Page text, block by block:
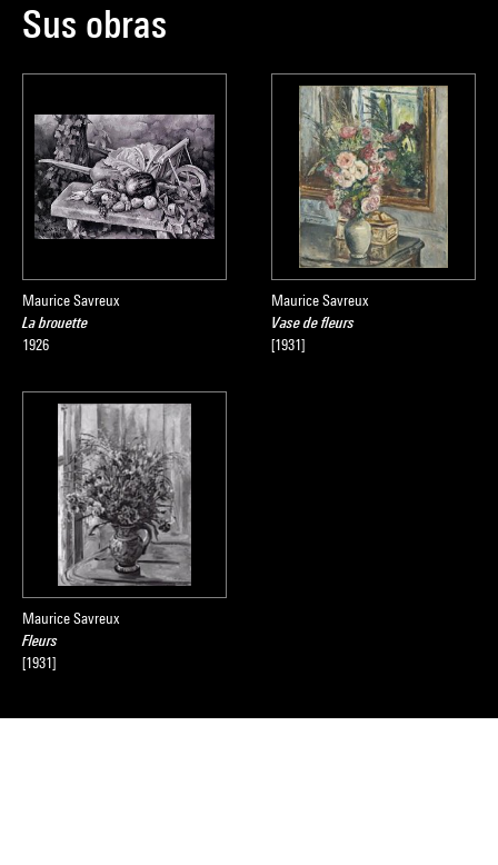
Sus obras
Maurice Savreux
La brouette
1926
Maurice Savreux
Vase de fleurs
[1931]
Maurice Savreux
Fleurs
[1931]